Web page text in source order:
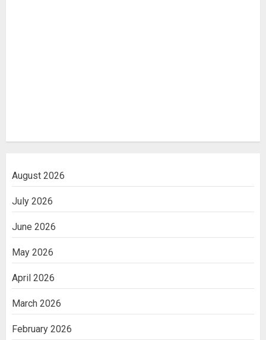
August 2026
July 2026
June 2026
May 2026
April 2026
March 2026
February 2026